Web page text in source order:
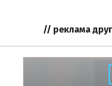
// реклама